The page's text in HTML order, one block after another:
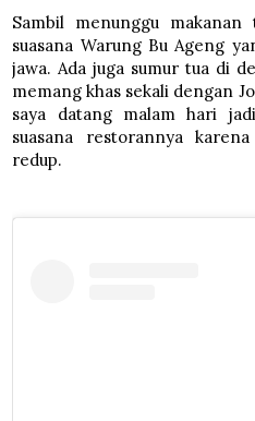
Sambil menunggu
suasana Warung Bu Ageng
jawa. Ada juga sumur tua di
memang khas sekali dengan
saya datang malam hari
suasana restorannya
redup.